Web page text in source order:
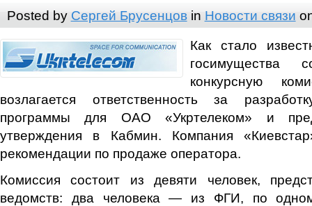
Posted by Сергей Брусенцовin Новости связи
Как стало
госимущества
конкурсную
возлагается ответственность за
программы для ОАО «Укртелеком» и
утверждения в Кабмин. Компания
рекомендации по продаже оператора.
Комиссия состоит из девяти человек,
ведомств: два человека — из ФГИ, по